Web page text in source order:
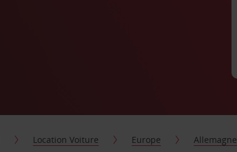
Location Voiture Europe Allemagne